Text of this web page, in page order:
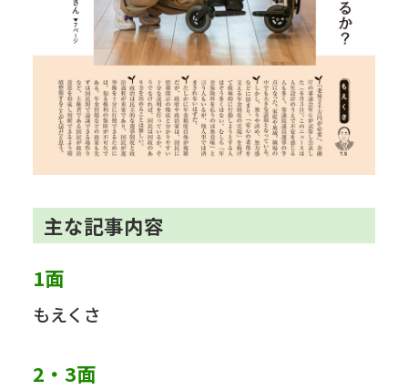
主な記事内容
1面
もえくさ
2・3面